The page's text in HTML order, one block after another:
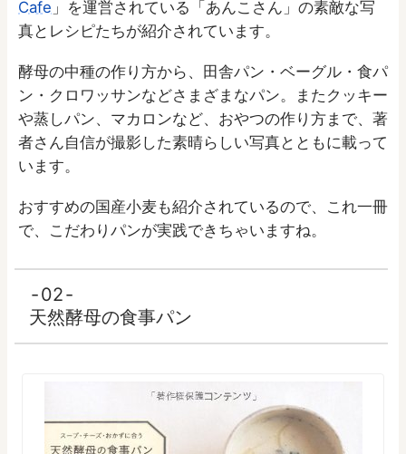
Cafe 」を運営されている「あんこさん」の素敵な写
真とレシピたちが紹介されています。
酵母の中種の作り方から、田舎パン・ベーグル・食パ
ン・クロワッサンなどさまざまなパン。またクッキー
や蒸しパン、マカロンなど、おやつの作り方まで、著
者さん自信が撮影した素晴らしい写真とともに載って
います。
おすすめの国産小麦も紹介されているので、これ一冊
で、こだわりパンが実践できちゃいますね。
02
天然酵母の食事パン